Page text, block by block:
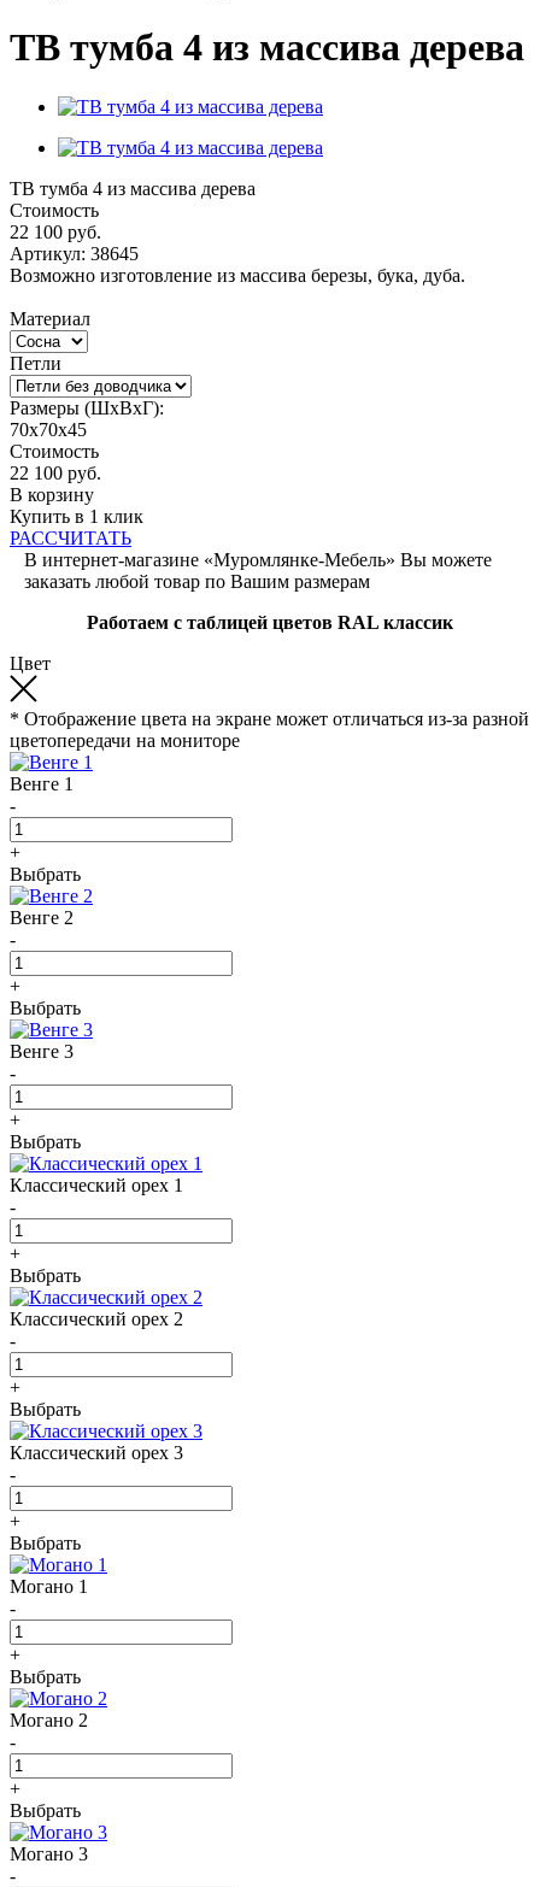
ТВ тумба 4 из массива дерева
ТВ тумба 4 из массива дерева
Стоимость
22 100 руб.
Артикул: 38645
Возможно изготовление из массива березы, бука, дуба.
Материал
Петли
Размеры (ШxВxГ):
70x70x45
Стоимость
22 100 руб.
В корзину
Купить в 1 клик
РАССЧИТАТЬ
В интернет-магазине «Муромлянке-Мебель» Вы можете
заказать любой товар по Вашим размерам
Работаем с таблицей цветов RAL классик
Цвет
* Отображение цвета на экране может отличаться из-за разной
цветопередачи на мониторе
Венге 1
-
+
Выбрать
Венге 2
-
+
Выбрать
Венге 3
-
+
Выбрать
Классический орех 1
-
+
Выбрать
Классический орех 2
-
+
Выбрать
Классический орех 3
-
+
Выбрать
Могано 1
-
+
Выбрать
Могано 2
-
+
Выбрать
Могано 3
-